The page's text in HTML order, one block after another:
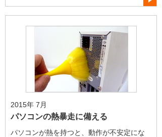
2015年 7月
パソコンの熱暴走に備える
パソコンが熱を持つと、動作が不安定にな